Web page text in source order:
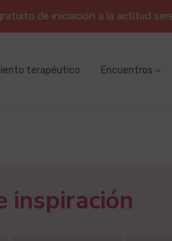
de iniciación a la actitud
terapéutico Encuentros
inspiración